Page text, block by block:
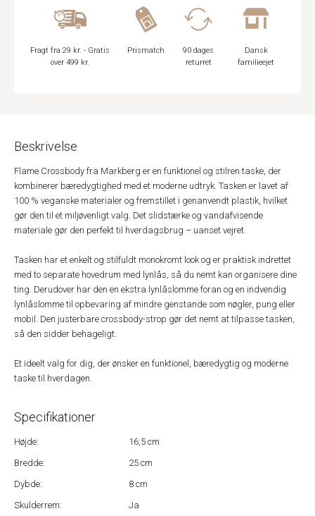
Fragt fra 29 kr. - Gratis
over 499 kr.
Prismatch
90 dages
returret
Dansk
familieejet
Beskrivelse
Flame Crossbody fra Markberg er en funktionel og stilren taske, der
kombinerer bæredygtighed med et moderne udtryk. Tasken er lavet af
100 % veganske materialer og fremstillet i genanvendt plastik, hvilket
gør den til et miljøvenligt valg. Det slidstærke og vandafvisende
materiale gør den perfekt til hverdagsbrug – uanset vejret.
Tasken har et enkelt og stilfuldt monokromt look og er praktisk indrettet
med to separate hovedrum med lynlås, så du nemt kan organisere dine
ting. Derudover har den en ekstra lynlåslomme foran og en indvendig
lynlåslomme til opbevaring af mindre genstande som nøgler, pung eller
mobil. Den justerbare crossbody-strop gør det nemt at tilpasse tasken,
så den sidder behageligt.
Et ideelt valg for dig, der ønsker en funktionel, bæredygtig og moderne
taske til hverdagen.
Specifikationer
Højde:
16,5 cm
Bredde:
25 cm
Dybde:
8 cm
Skulderrem:
Ja